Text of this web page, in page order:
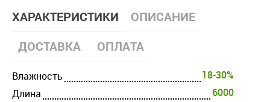
ХАРАКТЕРИСТИКИ
ОПИСАНИЕ
ДОСТАВКА
ОПЛАТА
Влажность
18-30%
Длина
6000